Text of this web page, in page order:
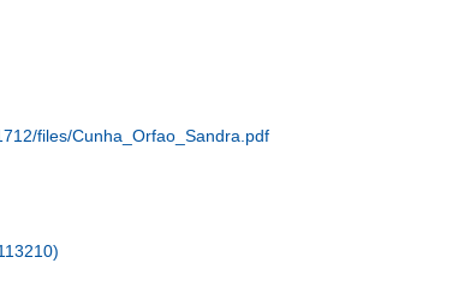
files/Cunha_Orfao_Sandra.pdf